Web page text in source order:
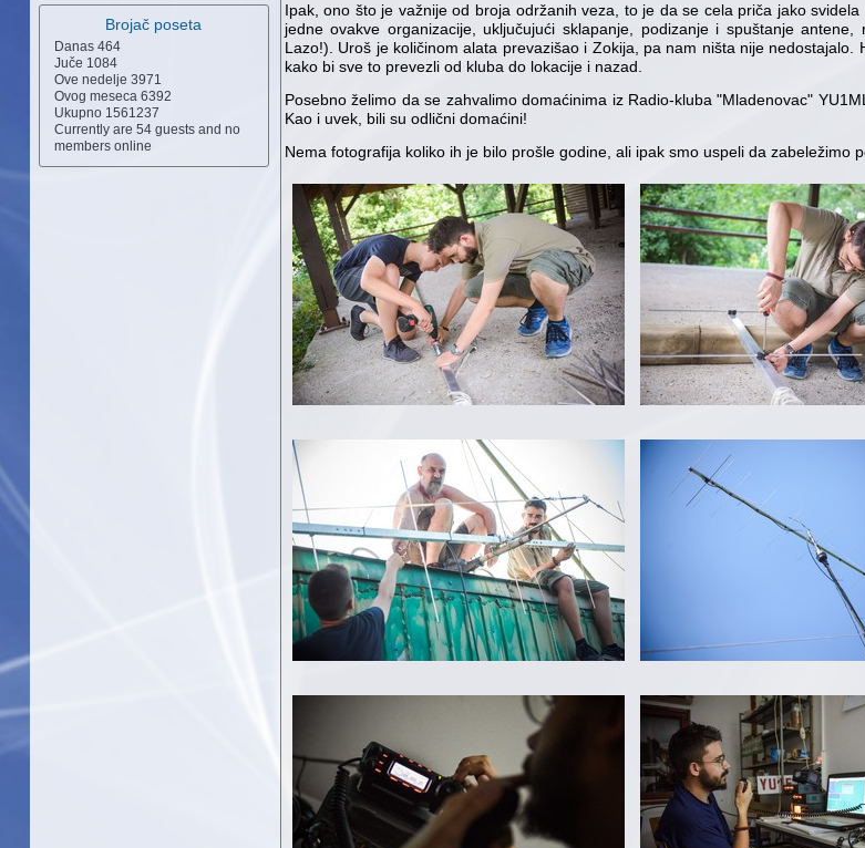
Brojač poseta
Danas 464
Juče 1084
Ove nedelje 3971
Ovog meseca 6392
Ukupno 1561237
Currently are 54 guests and no
members online
Ipak, ono što je važnije od broja održanih veza, to je da se cela priča jako
jedne ovakve organizacije, uključujući sklapanje, podizanje i spuštanje
Lazo!). Uroš je količinom alata prevazišao i Zokija, pa nam ništa nije
kako bi sve to prevezli od kluba do lokacije i nazad.
Posebno želimo da se zahvalimo domaćinima iz Radio-kluba "Mladenovac"
Kao i uvek, bili su odlični domaćini!
Nema fotografija koliko ih je bilo prošle godine, ali ipak smo uspeli da zabeležimo